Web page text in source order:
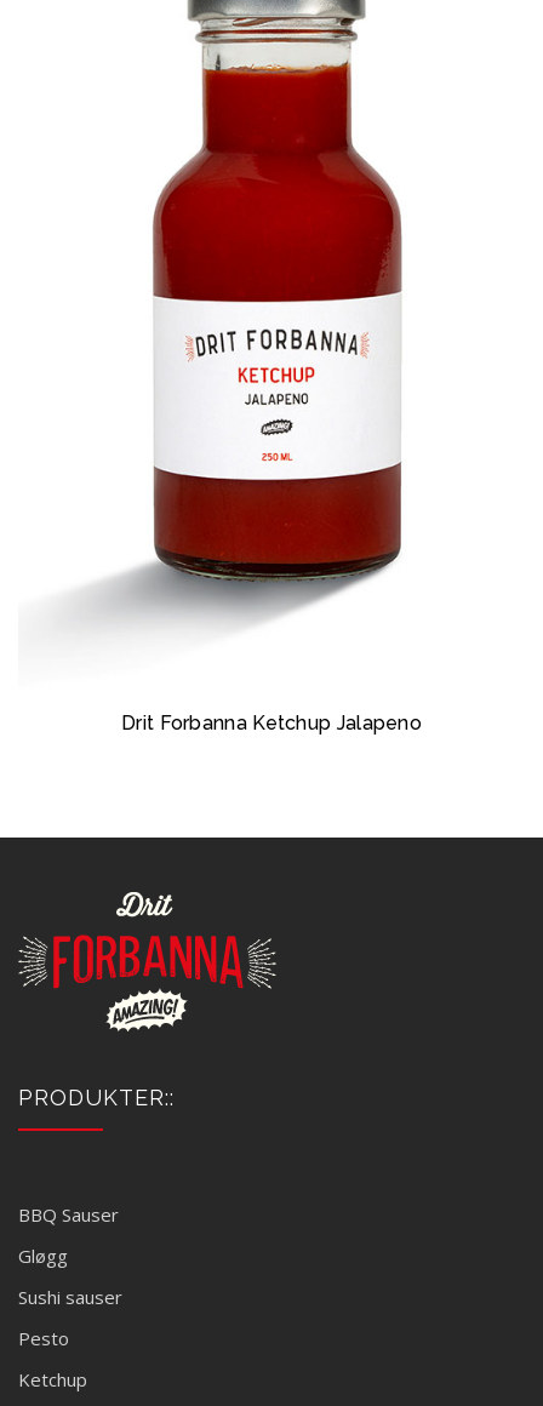
Drit Forbanna Ketchup Jalapeno
PRODUKTER::
BBQ Sauser
Gløgg
Sushi sauser
Pesto
Ketchup